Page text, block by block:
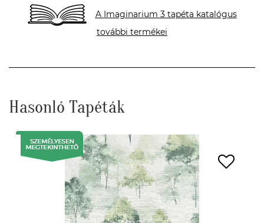
A Imaginarium 3 tapéta katalógus
további termékei
Hasonló Tapéták